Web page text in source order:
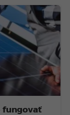
fungovať